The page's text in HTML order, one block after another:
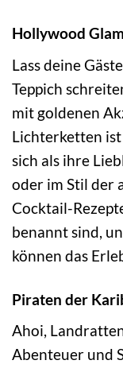
Hollywood
Lass deine
Teppich
mit goldenen
Lichterketten ist
sich als ihre
oder im Stil der
Cocktail-
benannt sind,
können das
Piraten der
Ahoi,
Abenteuer und